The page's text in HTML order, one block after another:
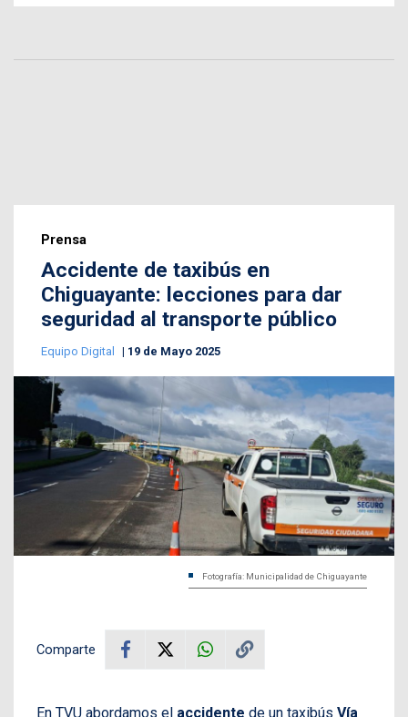
Prensa
Accidente de taxibús en
Chiguayante: lecciones para dar
seguridad al transporte público
Equipo Digital 19 de Mayo 2025
Fotografía: Municipalidad de Chiguayante
Comparte
En TVU abordamos el accidente de un taxibús Vía